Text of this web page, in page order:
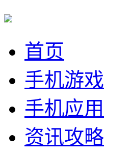
首页
手机游戏
手机应用
资讯攻略